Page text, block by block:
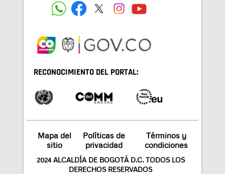
RECONOCIMIENTO DEL PORTAL:
Mapa del
sitio
Políticas de
privacidad
Términos y
condiciones
2024 ALCALDÍA DE BOGOTÁ D.C. TODOS LOS
DERECHOS RESERVADOS